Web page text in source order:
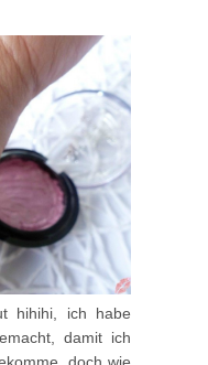
hihihi, ich habe
damit ich